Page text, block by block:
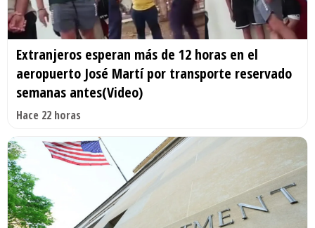
Extranjeros esperan más de 12 horas en el
aeropuerto José Martí por transporte reservado
semanas antes(Video)
Hace 22 horas